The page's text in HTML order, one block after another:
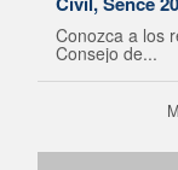
Conozca a los
Consejo de...